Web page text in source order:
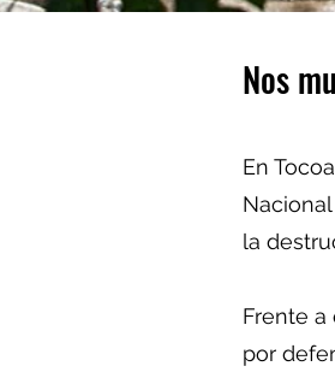
Nos
En
la
Frente
por